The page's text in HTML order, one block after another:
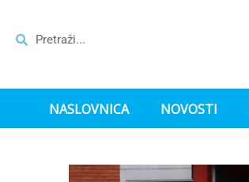
NASLOVNICA NOVOSTI